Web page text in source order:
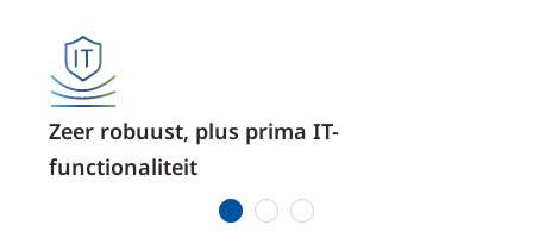
Zeer robuust, plus prima IT-
functionaliteit